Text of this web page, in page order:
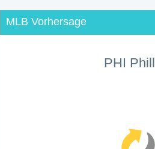
MLB Vorhersage
PHI